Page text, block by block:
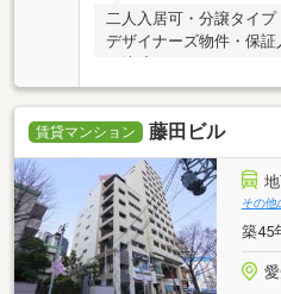
二人入居可・分譲タイ
デザイナーズ物件・保証
賃貸マンション 藤田ビル
その他
築45